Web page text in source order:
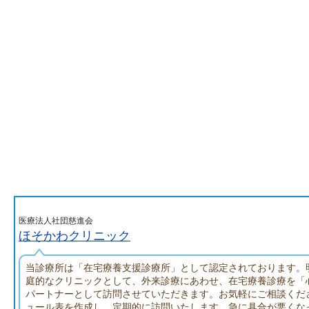
医療法人社団慈進会
ほそかわクリニック
当診療所は「在宅療養支援診療所」として認定されております
庭的なクリニックとして、外来診療にあわせ、在宅療養診療を
パートナーとして訪問させていただきます。お気軽にご相談くだ